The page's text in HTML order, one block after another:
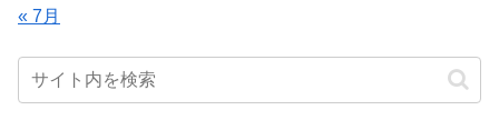
« 7月